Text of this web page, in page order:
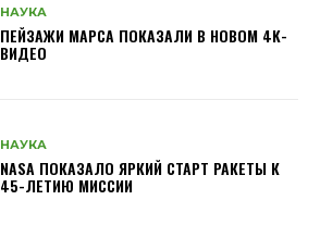
НАУКА
ПЕЙЗАЖИ МАРСА ПОКАЗАЛИ В НОВОМ 4K-
ВИДЕО
НАУКА
NASA ПОКАЗАЛО ЯРКИЙ СТАРТ РАКЕТЫ К
45-ЛЕТИЮ МИССИИ